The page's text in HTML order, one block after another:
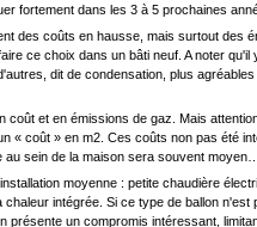
fortement dans les 3 à 5 prochaines
des coûts en hausse, mais surtout des
ce choix dans un bâti neuf. A noter
dit de condensation, plus
coût et en émissions de gaz. Mais
« coût » en m2. Ces coûts non pas été
au sein de la maison sera souvent
moyenne : petite chaudière
intégrée. Si ce type de ballon
présente un compromis intéressant,